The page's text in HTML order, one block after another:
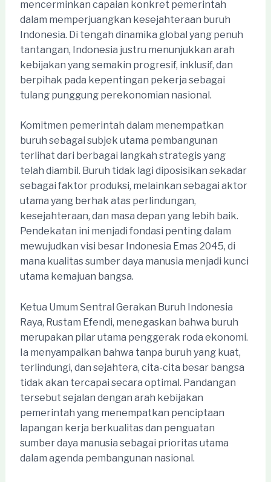
mencerminkan capaian konkret pemerintah
dalam memperjuangkan kesejahteraan buruh
Indonesia. Di tengah dinamika global yang penuh
tantangan, Indonesia justru menunjukkan arah
kebijakan yang semakin progresif, inklusif, dan
berpihak pada kepentingan pekerja sebagai
tulang punggung perekonomian nasional.
Komitmen pemerintah dalam menempatkan
buruh sebagai subjek utama pembangunan
terlihat dari berbagai langkah strategis yang
telah diambil. Buruh tidak lagi diposisikan sekadar
sebagai faktor produksi, melainkan sebagai aktor
utama yang berhak atas perlindungan,
kesejahteraan, dan masa depan yang lebih baik.
Pendekatan ini menjadi fondasi penting dalam
mewujudkan visi besar Indonesia Emas 2045, di
mana kualitas sumber daya manusia menjadi kunci
utama kemajuan bangsa.
Ketua Umum Sentral Gerakan Buruh Indonesia
Raya, Rustam Efendi, menegaskan bahwa buruh
merupakan pilar utama penggerak roda ekonomi.
Ia menyampaikan bahwa tanpa buruh yang kuat,
terlindungi, dan sejahtera, cita-cita besar bangsa
tidak akan tercapai secara optimal. Pandangan
tersebut sejalan dengan arah kebijakan
pemerintah yang menempatkan penciptaan
lapangan kerja berkualitas dan penguatan
sumber daya manusia sebagai prioritas utama
dalam agenda pembangunan nasional.